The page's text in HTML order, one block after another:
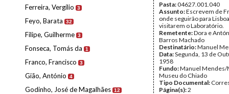
Ferreira, Vergílio 3
Feyo, Barata 32
Filipe, Guilherme 3
Fonseca, Tomás da 1
Franco, Francisco 3
Gião, António 4
Godinho, José de Magalhães 12
Pasta:04627.001.040
Assunto:Escrevem de
onde seguirão para
visitarem o Laboratório.
Remetente:Dora e
Barros Machado
Destinatário:Manuel
Data:Segunda, 13 de
1958
Fundo:Manuel Mendes/
Museu do Chiado
Tipo Documental:
Página(s):2